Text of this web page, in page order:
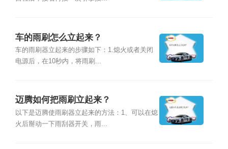
车的雨刷怎么立起来？
车的雨刷器立起来的步骤如下：1.熄火或者关闭
电源后，在10秒内，将雨刷...
迈腾如何把雨刷立起来？
以下是迈腾使雨刷器立起来的方法：1、可以在熄
火后掰动一下雨刮器开关，雨...